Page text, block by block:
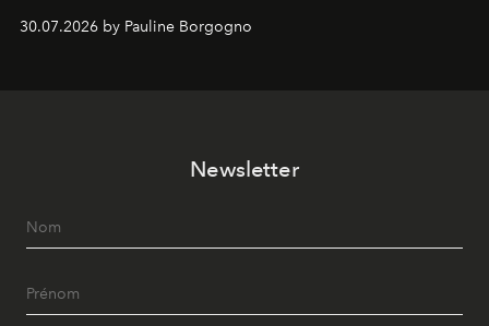
30.07.2026 by Pauline Borgogno
Newsletter